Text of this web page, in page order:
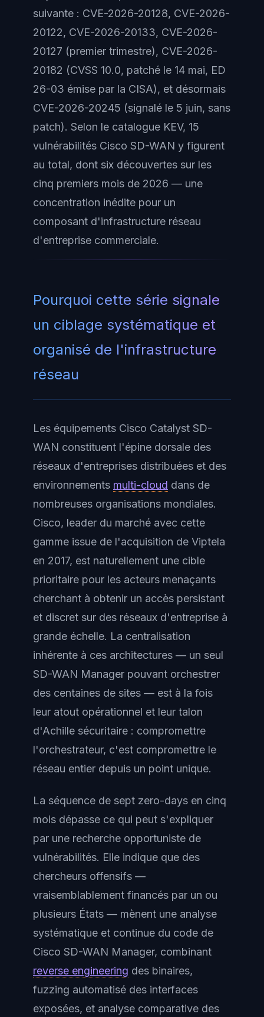
suivante : CVE-2026-20128, CVE-2026-
20122, CVE-2026-20133, CVE-2026-
20127 (premier trimestre), CVE-2026-
20182 (CVSS 10.0, patché le 14 mai, ED
26-03 émise par la CISA), et désormais
CVE-2026-20245 (signalé le 5 juin, sans
patch). Selon le catalogue KEV, 15
vulnérabilités Cisco SD-WAN y figurent
au total, dont six découvertes sur les
cinq premiers mois de 2026 — une
concentration inédite pour un
composant d'infrastructure réseau
d'entreprise commerciale.
Pourquoi cette série signale
un ciblage systématique et
organisé de l'infrastructure
réseau
Les équipements Cisco Catalyst SD-
WAN constituent l'épine dorsale des
réseaux d'entreprises distribuées et des
environnements multi-cloud dans de
nombreuses organisations mondiales.
Cisco, leader du marché avec cette
gamme issue de l'acquisition de Viptela
en 2017, est naturellement une cible
prioritaire pour les acteurs menaçants
cherchant à obtenir un accès persistant
et discret sur des réseaux d'entreprise à
grande échelle. La centralisation
inhérente à ces architectures — un seul
SD-WAN Manager pouvant orchestrer
des centaines de sites — est à la fois
leur atout opérationnel et leur talon
d'Achille sécuritaire : compromettre
l'orchestrateur, c'est compromettre le
réseau entier depuis un point unique.
La séquence de sept zero-days en cinq
mois dépasse ce qui peut s'expliquer
par une recherche opportuniste de
vulnérabilités. Elle indique que des
chercheurs offensifs —
vraisemblablement financés par un ou
plusieurs États — mènent une analyse
systématique et continue du code de
Cisco SD-WAN Manager, combinant
reverse engineering des binaires,
fuzzing automatisé des interfaces
exposées, et analyse comparative des